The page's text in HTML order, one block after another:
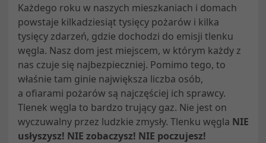
Każdego roku w naszych mieszkaniach i domach
powstaje kilkadziesiąt tysięcy pożarów i kilka
tysięcy zdarzeń, gdzie dochodzi do emisji tlenku
węgla. Nasz dom jest miejscem, w którym każdy z
nas czuje się najbezpieczniej. Pomimo tego, to
właśnie tam ginie największa liczba osób,
a ofiarami pożarów są najczęściej ich sprawcy.
Tlenek węgla to bardzo trujący gaz. Nie jest on
wyczuwalny przez ludzkie zmysły. Tlenku węgla NIE
usłyszysz! NIE zobaczysz! NIE poczujesz!